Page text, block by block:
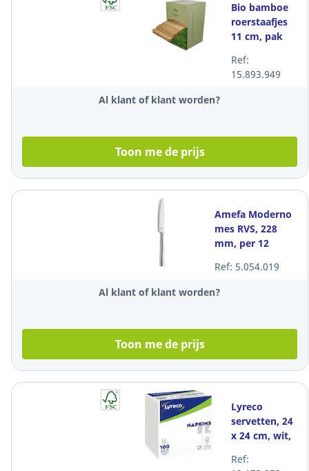
Bio bamboe
roerstaafjes
11 cm, pak
stuks
Ref:
15.893.949
Al klant of klant worden?
Toon me de prijs
Amefa Moderno
mes RVS, 228
mm, per 12
Ref: 5.054.019
Al klant of klant worden?
Toon me de prijs
Lyreco
servetten, 24
x 24 cm, wit,
stuks
Ref: